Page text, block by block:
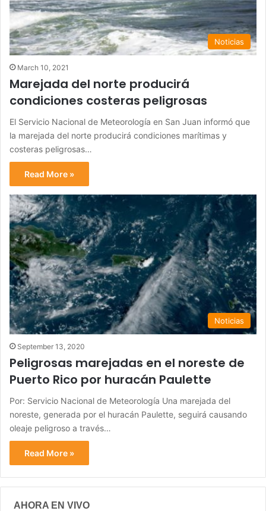
Noticias
March 10, 2021
Marejada del norte producirá
condiciones costeras peligrosas
El Servicio Nacional de Meteorología en San Juan informó que
la marejada del norte producirá condiciones marítimas y
costeras peligrosas…
Read More »
Noticias
September 13, 2020
Peligrosas marejadas en el noreste de
Puerto Rico por huracán Paulette
Por: Servicio Nacional de Meteorología Una marejada del
noreste, generada por el huracán Paulette, seguirá causando
oleaje peligroso a través…
Read More »
AHORA EN VIVO